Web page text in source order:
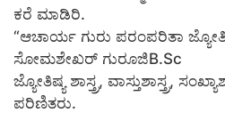
ಕರೆ ಮಾಡಿರಿ.
“ಆಚಾರ್ಯ ಗುರು ಪರಂಪರಿತಾ
ಸೋಮಶೇಖರ್ ಗುರೂಜಿB.Sc
ಜ್ಯೋತಿಷ್ಯ ಶಾಸ್ತ್ರ, ವಾಸ್ತುಶಾಸ್ತ್ರ,
ಪರಿಣಿತರು.